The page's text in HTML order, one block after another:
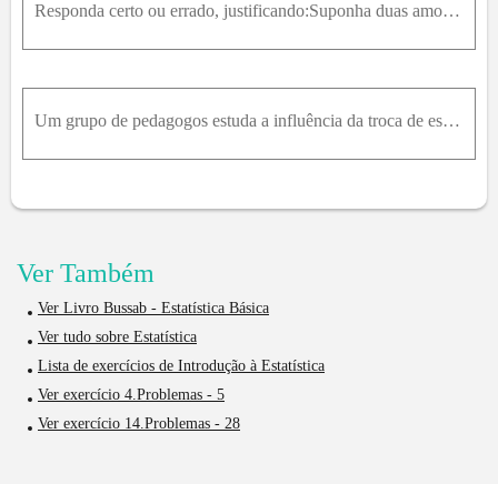
Responda certo ou errado, justificando:Suponha duas amostras colhidas de uma mesma população, sendo uma de tamanho 100 e outra de tamanho 200. Então, a amostra de tamanho maior é mais representativa d
Um grupo de pedagogos estuda a influência da troca de escolas no desempenho de alunos do ensino fundamental. Como parte do levantamento realizado, foi anotado o número de escolas cursadas pelos alunos
Ver Também
Ver Livro Bussab - Estatística Básica
Ver tudo sobre Estatística
Lista de exercícios de Introdução à Estatística
Ver exercício 4.Problemas - 5
Ver exercício 14.Problemas - 28